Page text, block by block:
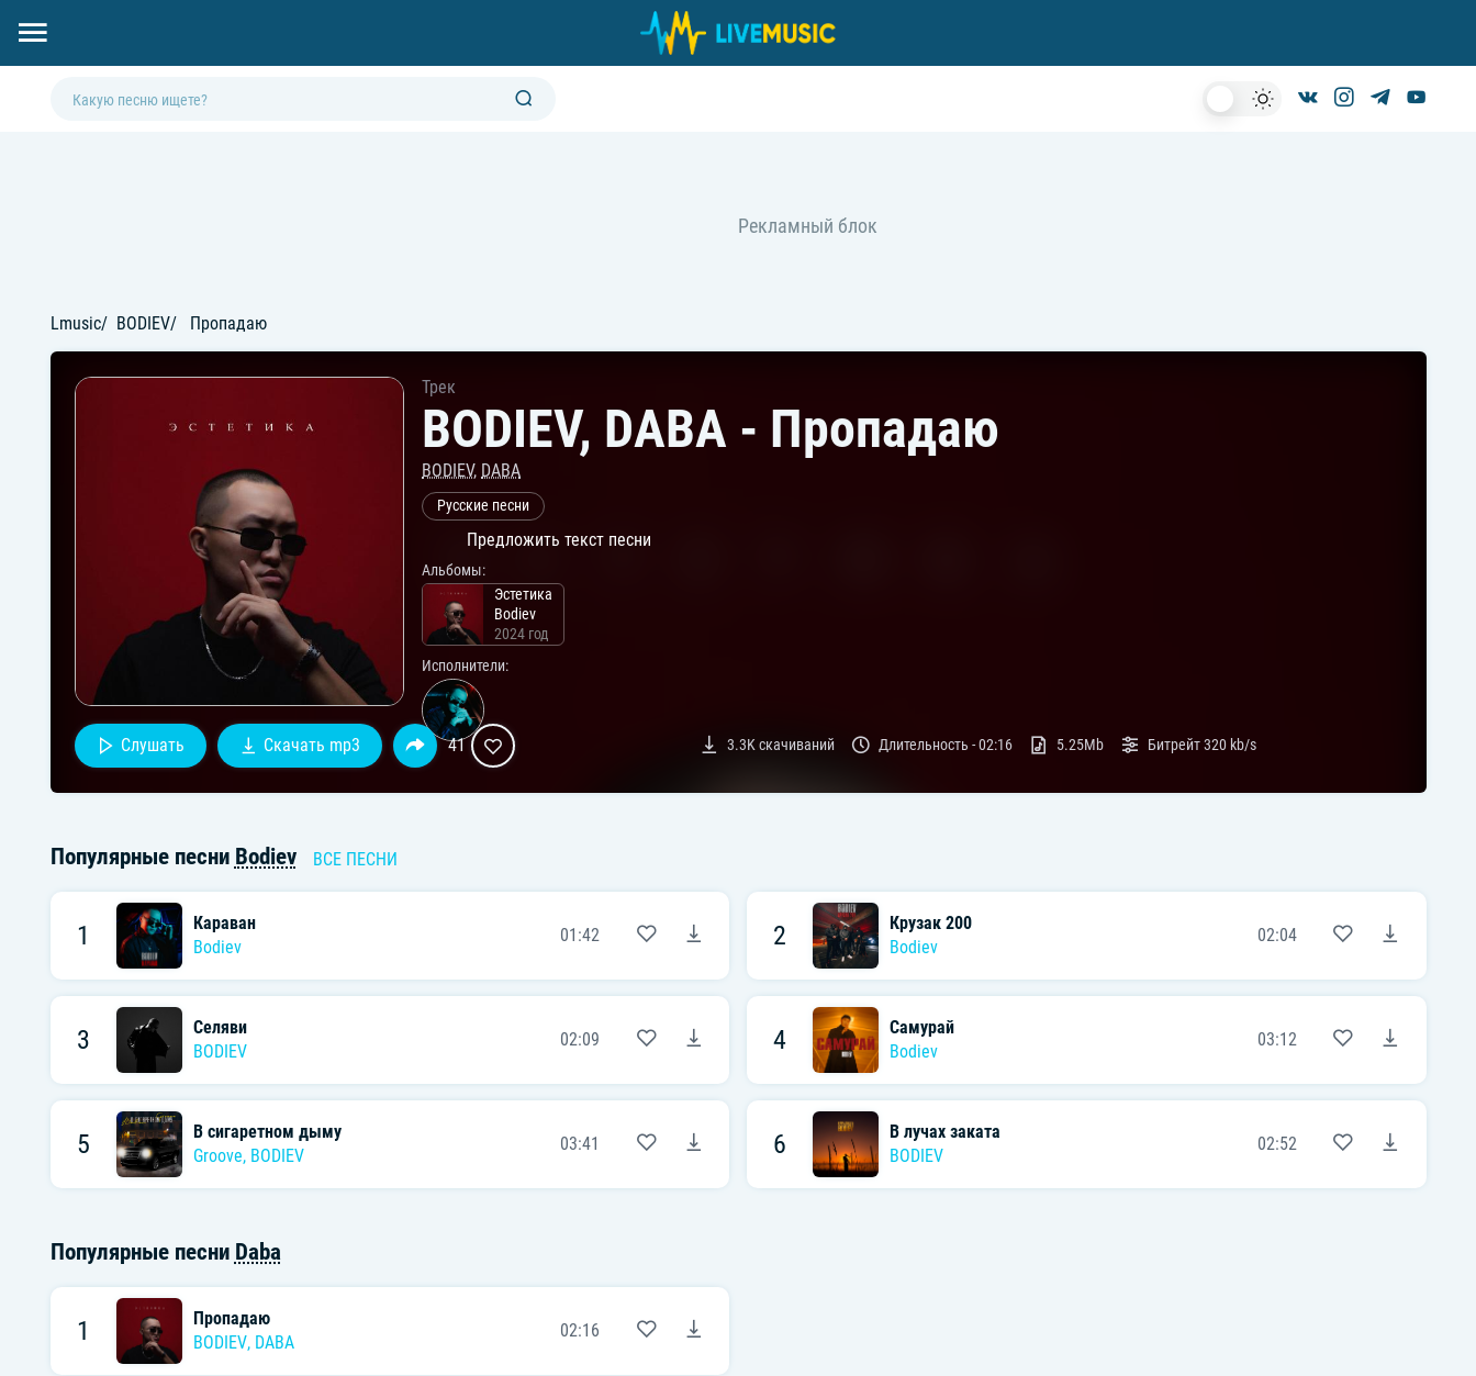
Lmusic BODIEV Пропадаю
Трек
BODIEV, DABA - Пропадаю
BODIEV, DABA
Русские песни
Предложить текст песни
Альбомы:
Эстетика
Bodiev
2024 год
Исполнители:
Слушать Скачать mp3 41 3.3Kскачиваний Длительность -02:16 5.25Mb Битрейт320 kb/s
Популярные песни Bodiev ВСЕ ПЕСНИ
1
Караван
Bodiev
01:42 2
Крузак 200
Bodiev
02:04
3
Селяви
BODIEV
02:09 4
Самурай
Bodiev
03:12
5
В сигаретном дыму
Groove, BODIEV
03:41 6
В лучах заката
BODIEV
02:52
Популярные песни Daba
1
Пропадаю
BODIEV, DABA
02:16